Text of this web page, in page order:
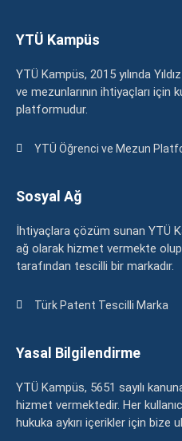
YTÜ Kampüs
YTÜ Kampüs, 2015 yılında
ve mezunlarının ihtiyaçları
platformudur.
YTÜ Öğrenci ve Mezun
Sosyal Ağ
İhtiyaçlara çözüm sunan YTÜ
ağ olarak hizmet vermekte
tarafından tescilli bir markadır.
Türk Patent Tescilli Marka
Yasal Bilgilendirme
YTÜ Kampüs, 5651 sayılı
hizmet vermektedir. Her
hukuka aykırı içerikler için bize